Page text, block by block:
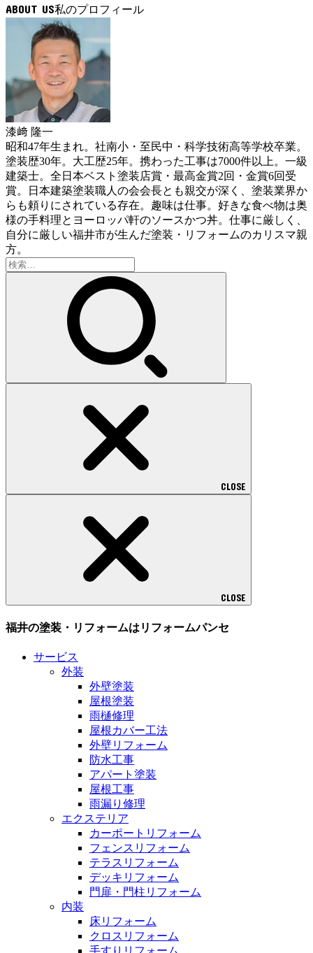
ABOUT US
漆﨑 隆一
昭和47年生まれ。社南小・至民中・科学技術高等学校卒業。
塗装歴30年。大工歴25年。携わった工事は7000件以上。一級
建築士。全日本ベスト塗装店賞・最高金賞2回・金賞6回受
賞。日本建築塗装職人の会会長とも親交が深く、塗装業界か
らも頼りにされている存在。趣味は仕事。好きな食べ物は奥
様の手料理とヨーロッパ軒のソースかつ丼。仕事に厳しく、
自分に厳しい福井市が生んだ塗装・リフォームのカリスマ親
方。
検
索:
CLOSE
CLOSE
福井の塗装・リフォームはリフォームパンセ
サービス
外装
外壁塗装
屋根塗装
雨樋修理
屋根カバー工法
外壁リフォーム
防水工事
アパート塗装
屋根工事
雨漏り修理
エクステリア
カーポートリフォーム
フェンスリフォーム
テラスリフォーム
デッキリフォーム
門扉・門柱リフォーム
内装
床リフォーム
クロスリフォーム